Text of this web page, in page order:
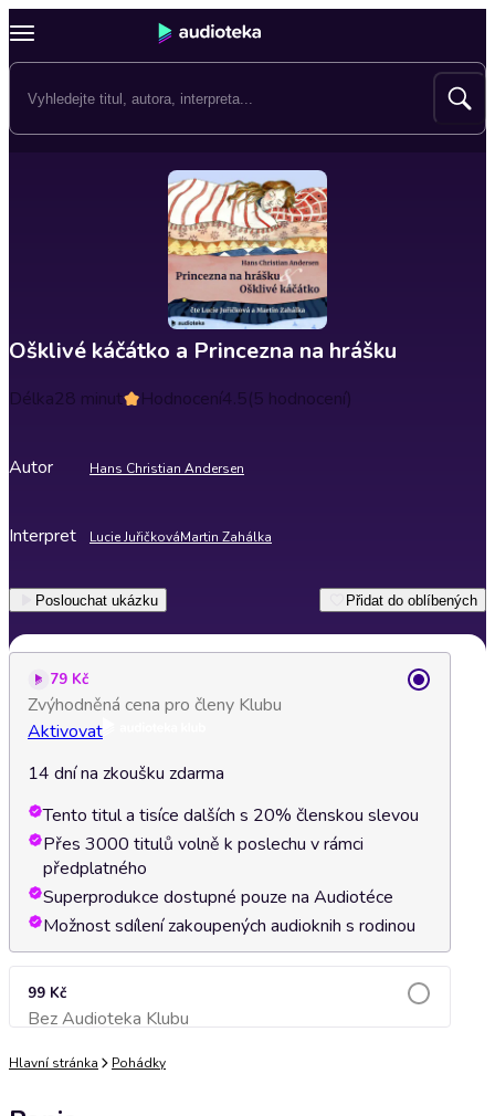
Ošklivé káčátko a Princezna na hrášku
Délka28 minut Hodnocení4.5(5 hodnocení)
Autor Hans Christian Andersen
Interpret Lucie JuřičkováMartin Zahálka
Poslouchat ukázku Přidat do oblíbených
79 Kč
Zvýhodněná cena pro členy Klubu
Aktivovat
14 dní na zkoušku zdarma
Tento titul a tisíce dalších s 20% členskou slevou
Přes 3000 titulů volně k poslechu v rámci
předplatného
Superprodukce dostupné pouze na Audiotéce
Možnost sdílení zakoupených audioknih s rodinou
99 Kč
Bez Audioteka KlubuPřidat do košíku
Hlavní stránka Pohádky